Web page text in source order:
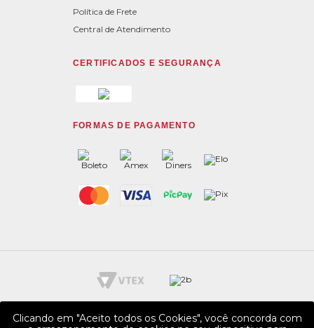
Política de Frete
Central de Atendimento
CERTIFICADOS E SEGURANÇA
FORMAS DE PAGAMENTO
Clicando em "Aceito todos os Cookies", você concorda com